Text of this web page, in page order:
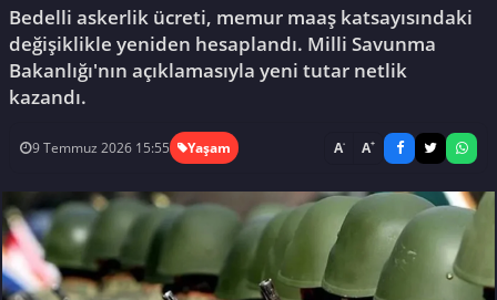
Bedelli askerlik ücreti, memur maaş katsayısındaki
değişiklikle yeniden hesaplandı. Milli Savunma
Bakanlığı'nın açıklamasıyla yeni tutar netlik
kazandı.
9 Temmuz 2026 15:55 Yaşam A- A+